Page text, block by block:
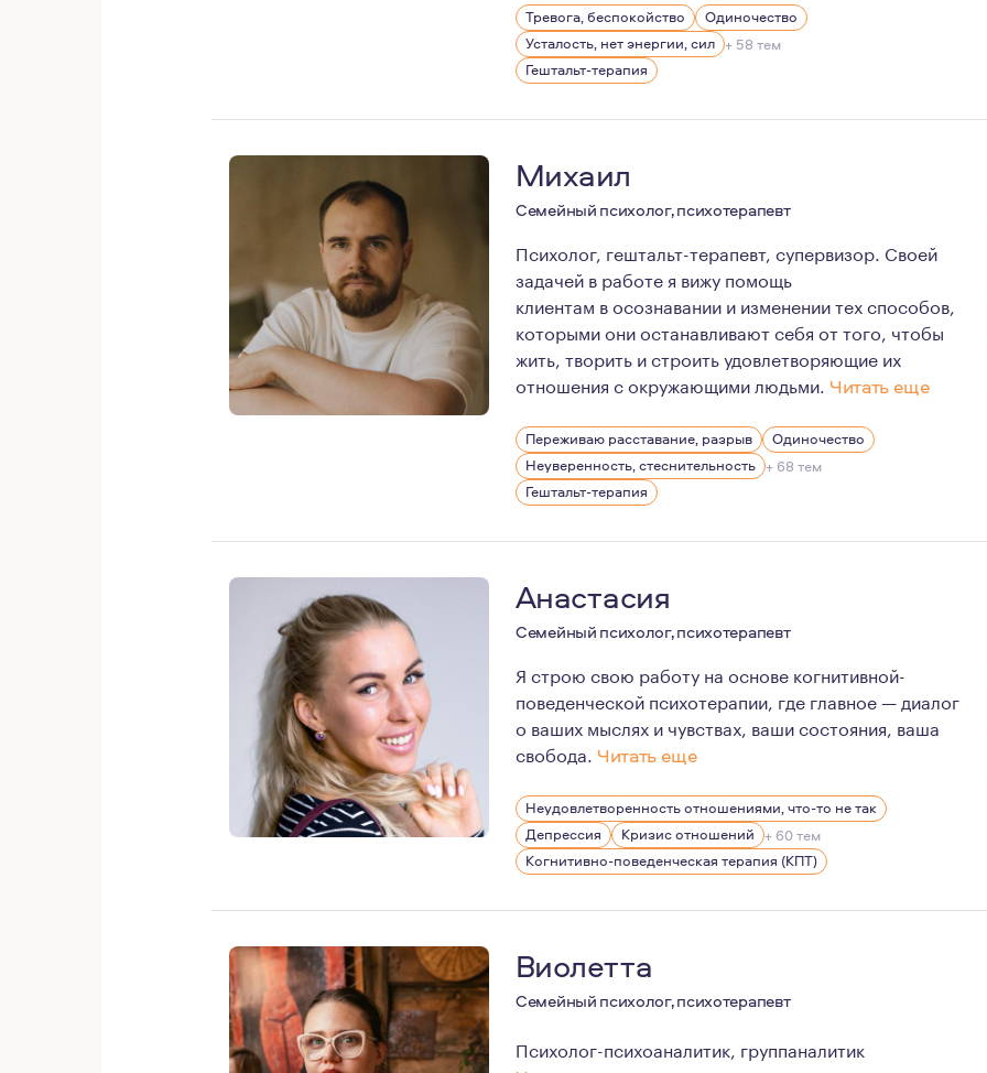
Тревога, беспокойство
Одиночество
Усталость, нет энергии, сил + 58 тем
Гештальт-терапия
Михаил
Семейный психолог, психотерапевт
Психолог, гештальт-терапевт, супервизор. Своей
задачей в работе я вижу помощь
клиентам в осознавании и изменении тех способов,
которыми они останавливают себя от того, чтобы
жить, творить и строить удовлетворяющие их
отношения с окружающими людьми. Читать еще
Я сравнительно молодой специалист. Из качеств,
Что я нахожу для себя в психотерапии, кроме
Переживаю расставание, разрыв
Одиночество
Неуверенность, стеснительность + 68 тем
Гештальт-терапия
Анастасия
Семейный психолог, психотерапевт
Я строю свою работу на основе когнитивной-
поведенческой психотерапии, где главное — диалог
о ваших мыслях и чувствах, ваши состояния, ваша
свобода. Читать еще
Я ориентируюсь в жизни на двух основных моментах:
Постоянно нахожусь в процессе повышения
Неудовлетворенность отношениями, что-то не так
Депрессия
Кризис отношений + 60 тем
Когнитивно-поведенческая терапия (КПТ)
Виолетта
Семейный психолог, психотерапевт
Психолог-психоаналитик, группаналитик